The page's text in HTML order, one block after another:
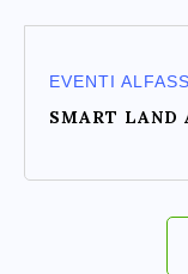
EVENTI
SMART LAND